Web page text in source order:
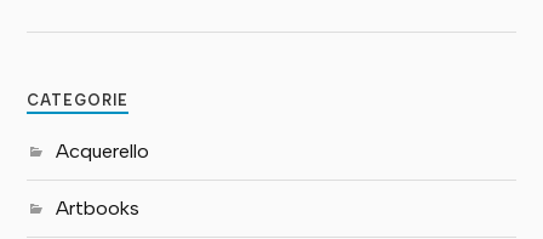
CATEGORIE
Acquerello
Artbooks